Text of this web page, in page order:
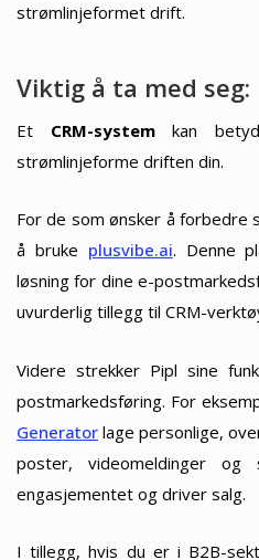
strømlinjeformet drift.
Viktig å ta med seg:
Et CRM-systemkan
strømlinjeforme driften din.
For de som ønsker å
å bruke plusvibe.ai. Denne
løsning for dine e-
uvurderlig tillegg til CRM-
Videre strekker Pipl sine
postmarkedsføring. For
Generator lage personlige,
poster, videomeldinger
engasjementet og driver salg.
I tillegg, hvis du er i B2B-